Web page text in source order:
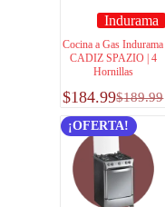
Indurama
Cocina a Gas Indurama
CADIZ SPAZIO | 4
Hornillas
$189.99
$184.99
¡OFERTA!